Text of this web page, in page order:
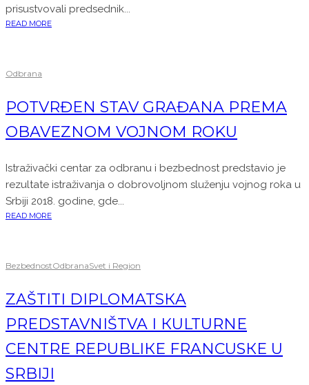
prisustvovali predsednik...
READ MORE
Odbrana
POTVRĐEN STAV GRAĐANA PREMA
OBAVEZNOM VOJNOM ROKU
Istraživački centar za odbranu i bezbednost predstavio je
rezultate istraživanja o dobrovoljnom služenju vojnog roka u
Srbiji 2018. godine, gde...
READ MORE
BezbednostOdbranaSvet i Region
ZAŠTITI DIPLOMATSКA
PREDSTAVNIŠTVA I КULTURNE
CENTRE REPUBLIКE FRANCUSКE U
SRBIJI